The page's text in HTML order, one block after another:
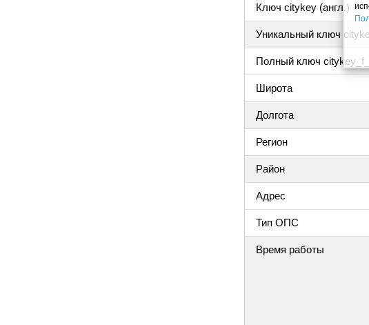
Ключ citykey (англ.)
Уникальный ключ
Полный ключ
Широта
Долгота
Регион
Район
Адрес
Тип ОПС
Время работы